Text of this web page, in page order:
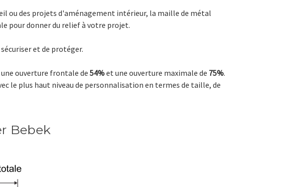
ou des projets d'aménagement intérieur, la maille de métal
pour donner du relief à votre projet.
et de protéger.
une ouverture frontale de 54%et une ouverture maximale de 75%.
le plus haut niveau de personnalisation en termes de taille, de
Bebek